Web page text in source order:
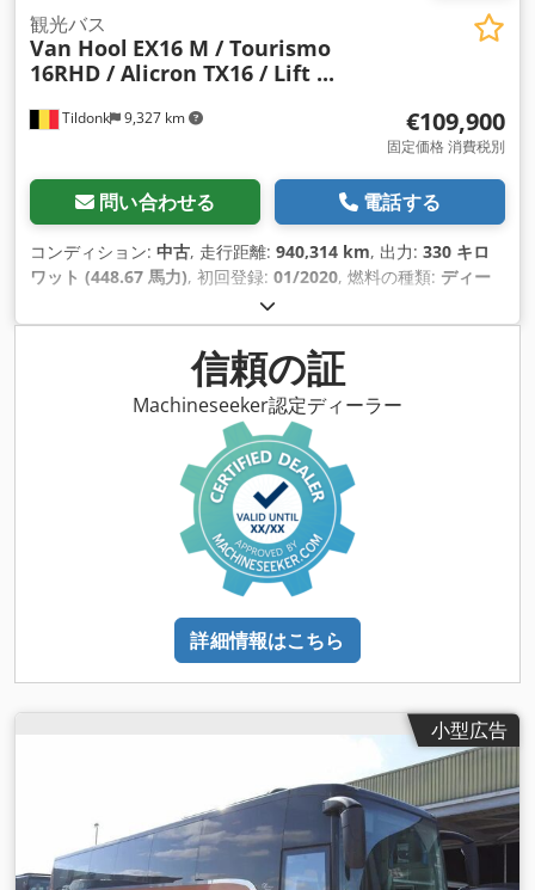
Tildonk 9,327 km
観光バス
Van Hool EX16 M / Tourismo
16RHD / Alicron TX16 / Lift ...
€109,900
固定価格 消費税別
問い合わせる 電話する
コンディション: 中古, 走行距離: 940,314 km, 出力: 330 キロ
ワット (448.67 馬力), 初回登録: 01/2020, 燃料の種類: ディー
オートマチック
ロ6, 色:その他, ブレーキ:リターダ, 製造年:2020, 装備:
ABS（アンチロック・ブレーキ・システム）, エアコン, クルー
ズコントロール, 障害者対応,
信頼の証
Machineseeker認定ディーラー
詳細情報はこちら
小型広告